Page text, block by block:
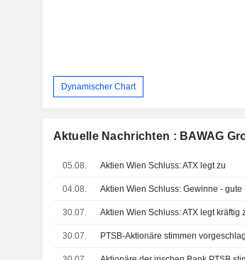
Dynamischer Chart
Aktuelle Nachrichten : BAWAG
05.08. Aktien Wien Schluss: ATX legt zu
04.08. Aktien Wien Schluss: Gewinne -
30.07. Aktien Wien Schluss: ATX legt kräftig
30.07.